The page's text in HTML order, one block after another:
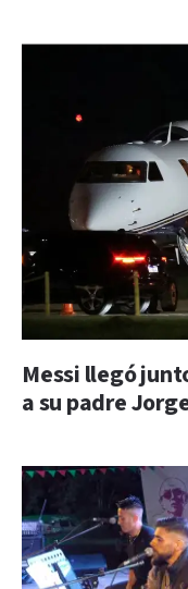
Messi llegó
a su padre